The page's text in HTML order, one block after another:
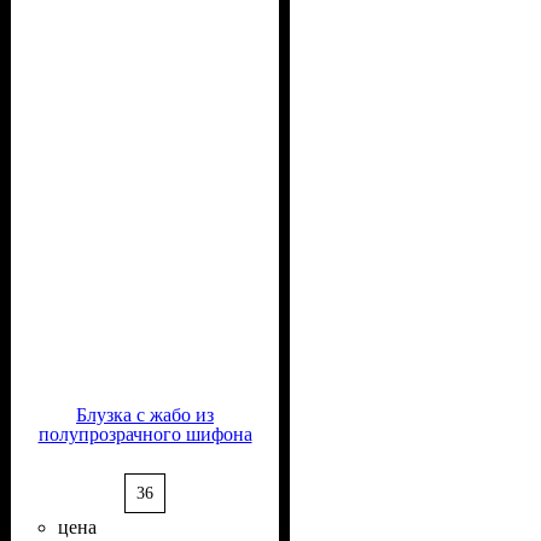
Блузка с жабо из
полупрозрачного шифона
36
цена